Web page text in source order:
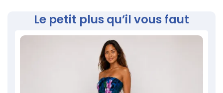
Le petit plus qu’il vous faut